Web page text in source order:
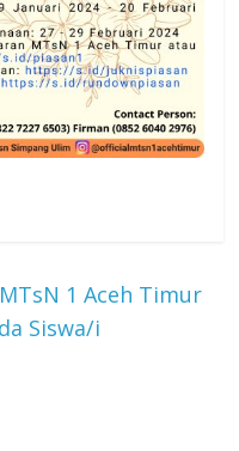
1 Aceh Timur
Siswa/i